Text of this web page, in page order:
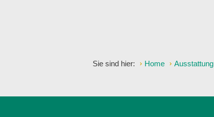
Sie sind hier: Home Ausstattung